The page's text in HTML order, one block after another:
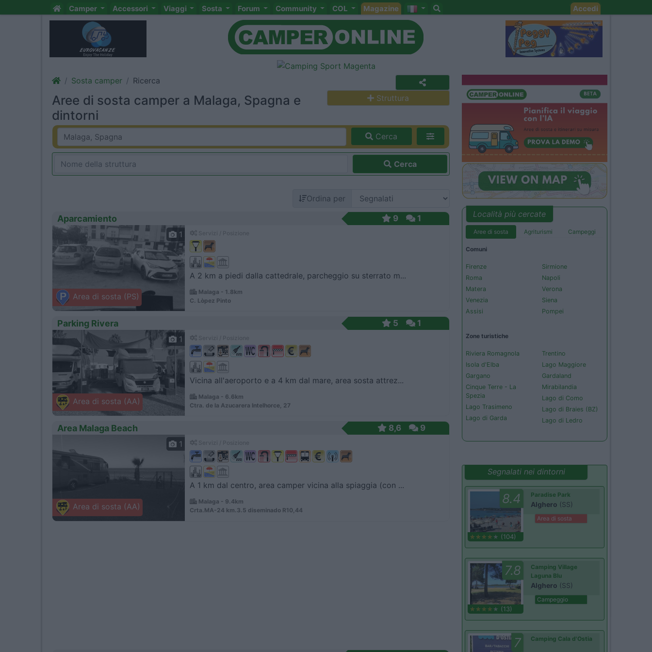
Camper Accessori Viaggi Sosta Forum Community COL Magazine Accedi
Sosta camper Ricerca
Aree di sosta camper a Malaga, Spagna e
dintorni
Struttura
Cerca
Cerca
Ordina per
Aparcamiento 9 1
Area di sosta (PS)
1
A 2 km a piedi dalla cattedrale, parcheggio su sterrato m...
Malaga - 1.8km
C. Lòpez Pinto
Parking Rivera 5 1
Area di sosta (AA)
1
Vicina all'aeroporto e a 4 km dal mare, area sosta attrez...
Malaga - 6.6km
Ctra. de la Azucarera Intelhorce, 27
Area Malaga Beach 8,6 9
Area di sosta (AA)
1
A 1 km dal centro, area camper vicina alla spiaggia (con ...
Malaga - 9.4km
Crta.MA-24 km.3.5 diseminado R10,44
Località più cercate
Aree di sosta Agriturismi Campeggi
Comuni
Firenze
Roma
Matera
Venezia
Assisi
Sirmione
Napoli
Verona
Siena
Pompei
Zone turistiche
Riviera Romagnola
Isola d'Elba
Gargano
Cinque Terre - La
Spezia
Lago Trasimeno
Lago di Garda
Trentino
Lago Maggiore
Gardaland
Mirabilandia
Lago di Como
Lago di Braies (BZ)
Lago di Ledro
Segnalati nei dintorni
8.4
(104)
Paradise Park
Alghero (SS)
Area di sosta
7.8
(13)
Camping Village
Laguna Blu
Alghero (SS)
Campeggio
7 Camping Cala d'Ostia